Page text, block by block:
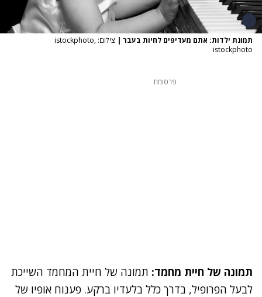
תמונת ילדות: אתם מעדיפים לחיות בעבר |
צילום: istockphoto,
istockphoto
פרסומת
תמונה של חיית מחמד: תמונה של חיית המחמד השייכת
לבעל הפרופיל, בדרך כלל בלעדיו ברקע. פענוח אופיו של